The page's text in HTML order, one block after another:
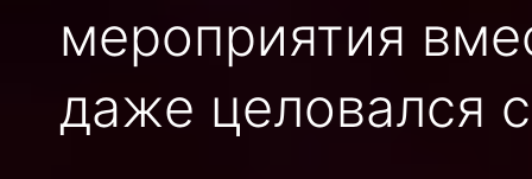
мероприятия
даже целовался